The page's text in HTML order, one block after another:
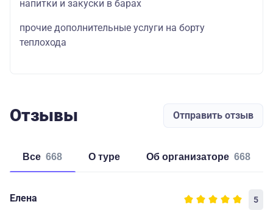
напитки и закуски в барах
прочие дополнительные услуги на борту
теплохода
Отзывы Отправить отзыв
Все 668 о туре об организаторе 668
Елена 5